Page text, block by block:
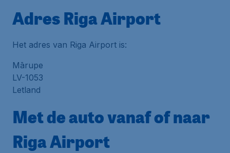
Adres Riga Airport
Het adres van Riga Airport is:
Mārupe
LV-1053
Letland
Met de auto vanaf of naar
Riga Airport